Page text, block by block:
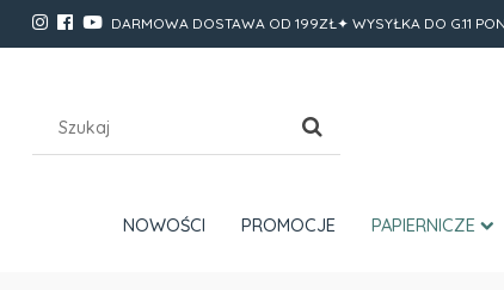
DARMOWA DOSTAWA OD 199ZŁ✦ WYSYŁKA DO G.11
NOWOŚCI PROMOCJE PAPIERNICZE